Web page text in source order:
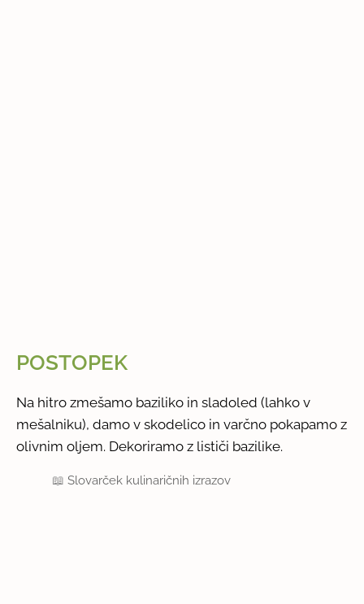
POSTOPEK
Na hitro zmešamo baziliko in sladoled (lahko v
mešalniku), damo v skodelico in varčno pokapamo z
olivnim oljem. Dekoriramo z lističi bazilike.
📖Slovarček kulinaričnih izrazov